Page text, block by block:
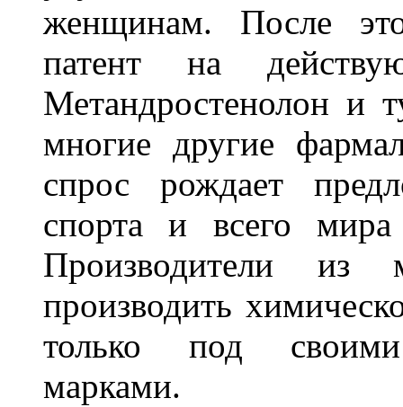
женщинам. После
патент на
Метандростенолон и
многие другие
спрос рождает
спорта и всего
Производители из
производить
только под
марками.